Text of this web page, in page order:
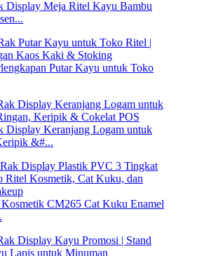
Display Meja Ritel Kayu Bambu
Putar Kayu untuk Toko
Display Keranjang Logam untuk
&#...
CM265 Cat Kuku Enamel